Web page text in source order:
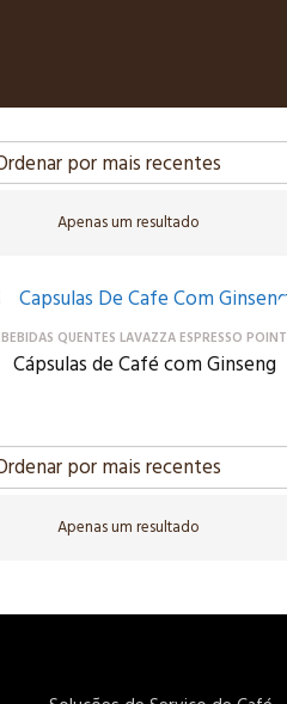
Apenas um resultado
BEBIDAS QUENTES LAVAZZA ESPRESSO POINT
Cápsulas de Café com Ginseng
Apenas um resultado